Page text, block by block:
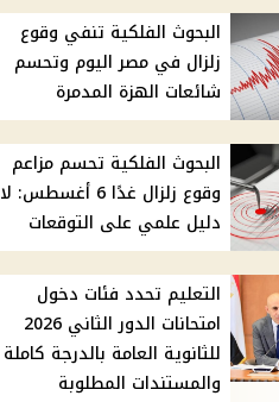
البحوث الفلكية تنفي وقوع
زلزال في مصر اليوم وتحسم
شائعات الهزة المدمرة
البحوث الفلكية تحسم مزاعم
وقوع زلزال غدًا 6 أغسطس: لا
دليل علمي على التوقعات
التعليم تحدد فئات دخول
امتحانات الدور الثاني 2026
للثانوية العامة بالدرجة كاملة
والمستندات المطلوبة